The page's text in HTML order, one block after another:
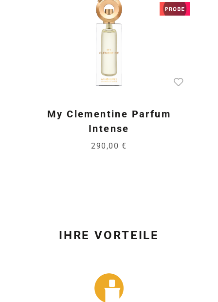
My Clementine Parfum
Intense
290,00 €
IHRE VORTEILE